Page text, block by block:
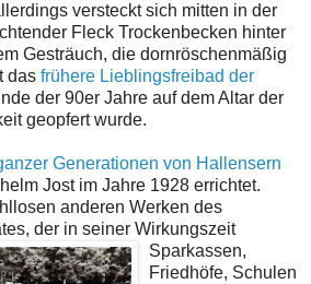
versteckt sich mitten in der
Fleck Trockenbecken hinter
Gesträuch, die dornröschenmäßig
das frühere Lieblingsfreibad der
der 90er Jahre auf dem Altar der
geopfert wurde.
Generationen von Hallensern
Jost im Jahre 1928 errichtet.
anderen Werken des
der in seiner Wirkungszeit
Sparkassen,
Friedhöfe, Schulen